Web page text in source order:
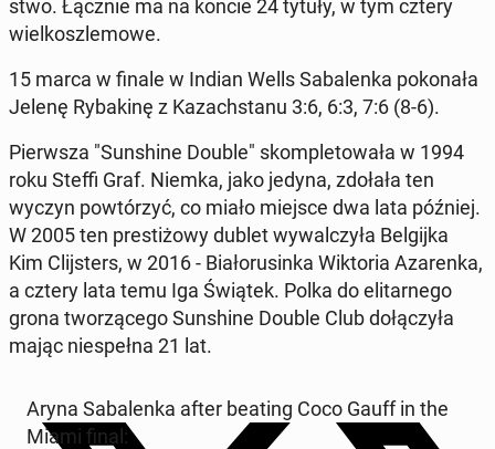
stwo. Łącznie ma na koncie 24 tytuły, w tym cztery
wiel­kosz­le­mo­we.
15 marca w finale w Indian Wells Sa­ba­len­ka po­ko­na­ła
Jelenę Ry­ba­ki­nę z Ka­zach­sta­nu 3:6, 6:3, 7:6 (8-6).
Pierw­sza "Sun­shi­ne Double" skom­ple­to­wa­ła w 1994
roku Steffi Graf. Niemka, jako jedyna, zdołała ten
wyczyn po­wtó­rzyć, co miało miejsce dwa lata później.
W 2005 ten pre­sti­żo­wy dublet wy­wal­czy­ła Bel­gij­ka
Kim Clij­sters, w 2016 - Bia­ło­ru­sin­ka Wik­to­ria Aza­ren­ka,
a cztery lata temu Iga Świątek. Polka do eli­tar­ne­go
grona two­rzą­ce­go Sun­shi­ne Double Club do­łą­czy­ła
mając nie­speł­na 21 lat.
Aryna Sa­ba­len­ka after beating Coco Gauff in the
Miami final: